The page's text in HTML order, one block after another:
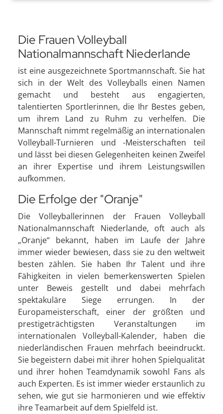
Die Frauen Volleyball
Nationalmannschaft Niederlande
ist eine ausgezeichnete Sportmannschaft. Sie hat
sich in der Welt des Volleyballs einen Namen
gemacht und besteht aus engagierten,
talentierten Sportlerinnen, die Ihr Bestes geben,
um ihrem Land zu Ruhm zu verhelfen. Die
Mannschaft nimmt regelmäßig an internationalen
Volleyball-Turnieren und -Meisterschaften teil
und lässt bei diesen Gelegenheiten keinen Zweifel
an ihrer Expertise und ihrem Leistungswillen
aufkommen.
Die Erfolge der "Oranje"
Die Volleyballerinnen der Frauen Volleyball
Nationalmannschaft Niederlande, oft auch als
„Oranje“ bekannt, haben im Laufe der Jahre
immer wieder bewiesen, dass sie zu den weltweit
besten zählen. Sie haben Ihr Talent und ihre
Fähigkeiten in vielen bemerkenswerten Spielen
unter Beweis gestellt und dabei mehrfach
spektakuläre Siege errungen. In der
Europameisterschaft, einer der größten und
prestigeträchtigsten Veranstaltungen im
internationalen Volleyball-Kalender, haben die
niederländischen Frauen mehrfach beeindruckt.
Sie begeistern dabei mit ihrer hohen Spielqualität
und ihrer hohen Teamdynamik sowohl Fans als
auch Experten. Es ist immer wieder erstaunlich zu
sehen, wie gut sie harmonieren und wie effektiv
ihre Teamarbeit auf dem Spielfeld ist.